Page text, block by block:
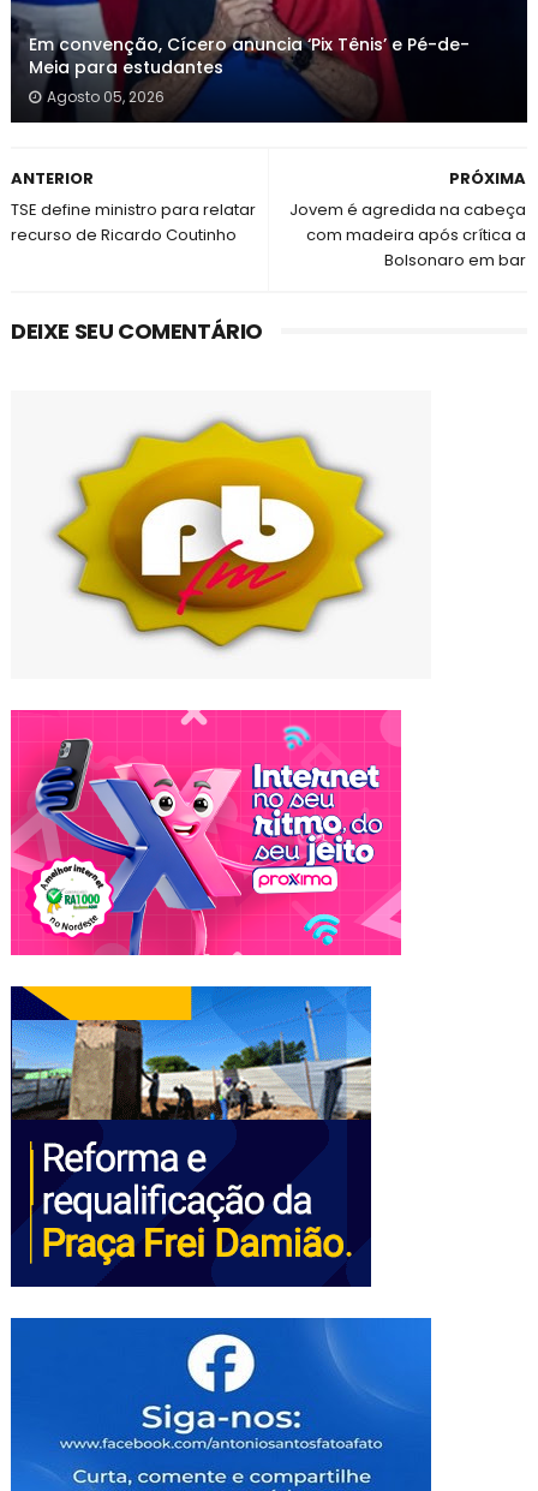
Em convenção, Cícero anuncia ‘Pix Tênis’ e Pé-de-
Meia para estudantes
Agosto 05, 2026
PRÓXIMA
Jovem é agredida na cabeça
com madeira após crítica a
Bolsonaro em bar
ANTERIOR
TSE define ministro para relatar
recurso de Ricardo Coutinho
DEIXE SEU COMENTÁRIO